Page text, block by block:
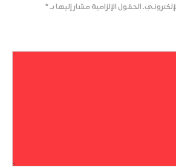
الحقول الإلزامية مشار إليها بـ*